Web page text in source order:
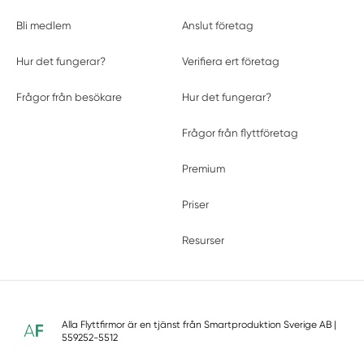
Bli medlem
Hur det fungerar?
Frågor från besökare
Anslut företag
Verifiera ert företag
Hur det fungerar?
Frågor från flyttföretag
Premium
Priser
Resurser
Alla Flyttfirmor är en tjänst frånSmartproduktion Sverige AB |
559252-5512